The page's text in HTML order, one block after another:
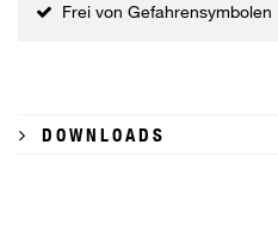
Frei von Gefahrensymbolen
DOWNLOADS